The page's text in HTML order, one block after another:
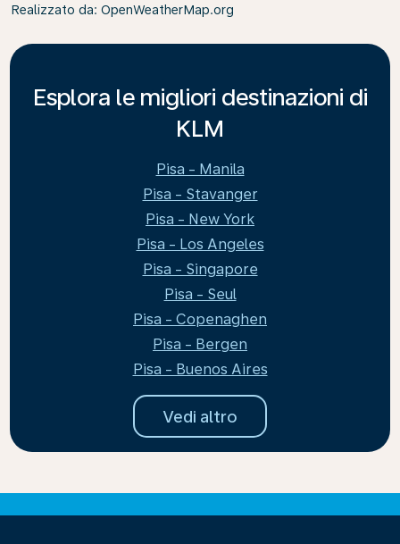
Realizzato da: OpenWeatherMap.org
Esplora le migliori destinazioni di
KLM
Pisa - Manila
Pisa - Stavanger
Pisa - New York
Pisa - Los Angeles
Pisa - Singapore
Pisa - Seul
Pisa - Copenaghen
Pisa - Bergen
Pisa - Buenos Aires
Vedi altro